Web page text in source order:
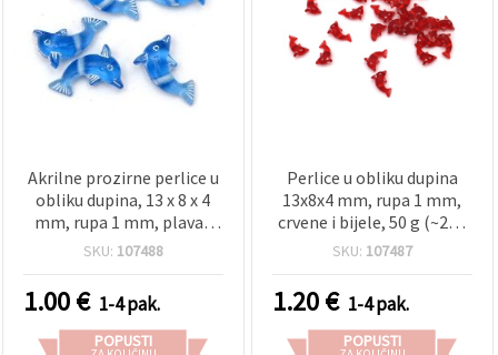
Akrilne prozirne perlice u
obliku dupina, 13 x 8 x 4
mm, rupa 1 mm, plava i
bijela (mješovito), 20 g
SKU: 107488
1.00€ 1-4 pak.
POPUSTI
Perlice u obliku dupina
13x8x4 mm, rupa 1 mm,
crvene i bijele, 50 g (~290
kom)
SKU: 107487
1.20€ 1-4 pak.
POPUSTI